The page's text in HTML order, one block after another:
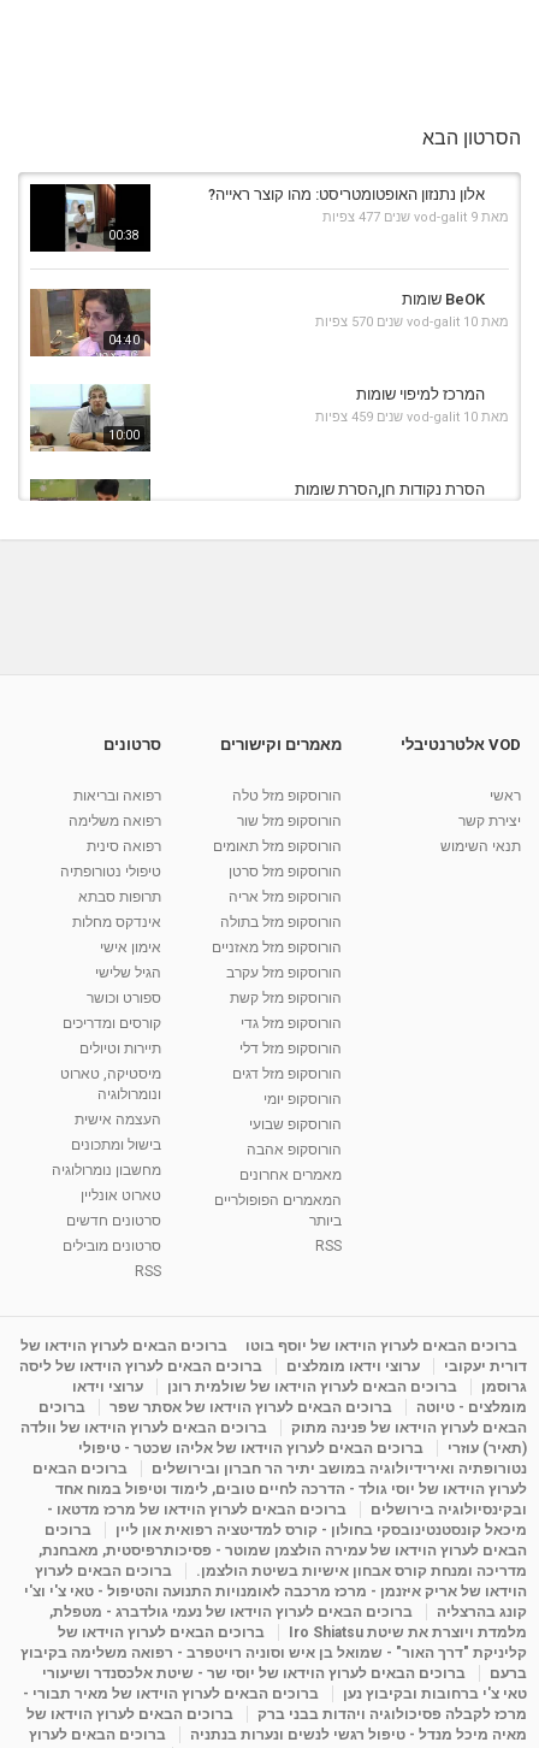
הסרטון הבא
00:38
אלון נתנזון האופטומטריסט: מהו קוצר ראייה?
מאת vod-galit 9 שנים 477 צפיות
04:40
BeOK שומות
מאת vod-galit 10 שנים 570 צפיות
10:00
המרכז למיפוי שומות
מאת vod-galit 10 שנים 459 צפיות
הסרת נקודות חן,הסרת שומות
מאת
10:17
קרין גורן - העוגה המתגלצ’ת ללא קמח
38.5k צפיות
01:37
יוסי שר - מתמחה בשיטת אלכסנדר וטאי צ'י
2,738 צפיות
01:46
רנה רז-גילו -טיפול אנרגטי ויעוץ רוחני - נומרולוגית
2,314 צפיות
05:37
סודות בתאריך הלידה, משמעות חודש הלידה -
ינואר זינה ליבשיץ נומרולוגית
ליסה גרוסמן - המרכז לאימון התנהגותי - קשב
09:12
מדיטציה בדמיון מודרך - היכרות עם האני הפנימי
מאת admin 11 שנים 3,648 צפיות
פנינה מתוק - מרכז "נתיב הלב" בהרצליה-
מדיטציה-התחדשות
Shahar-vod
VOD אלטרנטיבלי
ראשי
יצירת קשר
תנאי השימוש
מאמרים וקישורים
הורוסקופ מזל טלה
הורוסקופ מזל שור
הורוסקופ מזל תאומים
הורוסקופ מזל סרטן
הורוסקופ מזל אריה
הורוסקופ מזל בתולה
הורוסקופ מזל מאזניים
הורוסקופ מזל עקרב
הורוסקופ מזל קשת
הורוסקופ מזל גדי
הורוסקופ מזל דלי
הורוסקופ מזל דגים
הורוסקופ יומי
הורוסקופ שבועי
הורוסקופ אהבה
מאמרים אחרונים
המאמרים הפופולריים
ביותר
RSS
סרטונים
רפואה ובריאות
רפואה משלימה
רפואה סינית
טיפולי נטורופתיה
תרופות סבתא
אינדקס מחלות
אימון אישי
הגיל שלישי
ספורט וכושר
קורסים ומדריכים
תיירות וטיולים
מיסטיקה, טארוט
ונומרולוגיה
העצמה אישית
בישול ומתכונים
מחשבון נומרולוגיה
טארוט אונליין
סרטונים חדשים
סרטונים מובילים
RSS
ברוכים הבאים לערוץ הוידאו של יוסף בוטו
ברוכים הבאים לערוץ הוידאו של
דורית יעקובי
ערוצי וידאו מומלצים
ברוכים הבאים לערוץ הוידאו של ליסה
גרוסמן
ברוכים הבאים לערוץ הוידאו של שולמית רונן
ערוצי וידאו
מומלצים - טיוטה
ברוכים הבאים לערוץ הוידאו של אסתר שפר
ברוכים
הבאים לערוץ הוידאו של פנינה מתוק
ברוכים הבאים לערוץ הוידאו של וולדה
(תאיר) עוזרי
ברוכים הבאים לערוץ הוידאו של אליהו שכטר - טיפולי
נטורופתיה ואירידיולוגיה במושב יתיר הר חברון ובירושלים
ברוכים הבאים
לערוץ הוידאו של יוסי גולד - הדרכה לחיים טובים, לימוד וטיפול במוח אחד
ובקינסיולוגיה בירושלים
ברוכים הבאים לערוץ הוידאו של מרכז מדטאו -
מיכאל קונסטנטינובסקי בחולון - קורס למדיטציה רפואית און ליין
ברוכים
הבאים לערוץ הוידאו של עמירה הולצמן שמוטר - פסיכותרפיסטית, מאבחנת,
מדריכה ומנחת קורס אבחון אישיות בשיטת הולצמן.
ברוכים הבאים לערוץ
הוידאו של אריק איזנמן - מרכז מרכבה לאומנויות התנועה והטיפול - טאי צ'י וצ'י
קונג בהרצליה
ברוכים הבאים לערוץ הוידאו של נעמי גולדברג - מטפלת,
מלמדת ויוצרת את שיטת Iro Shiatsu
ברוכים הבאים לערוץ הוידאו של
קליניקת "דרך האור" - שמואל בן איש וסוניה רויטפרב - רפואה משלימה בקיבוץ
ברעם
ברוכים הבאים לערוץ הוידאו של יוסי שר - שיטת אלכסנדר ושיעורי
טאי צ'י ברחובות ובקיבוץ נען
ברוכים הבאים לערוץ הוידאו של מאיר תבורי -
מרכז לקבלה פסיכולוגיה ויהדות בבני ברק
ברוכים הבאים לערוץ הוידאו של
מאיה מיכל מנדל - טיפול רגשי לנשים ונערות בנתניה
ברוכים הבאים לערוץ